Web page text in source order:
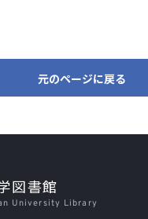
元のページに戻る
図書館
University Library